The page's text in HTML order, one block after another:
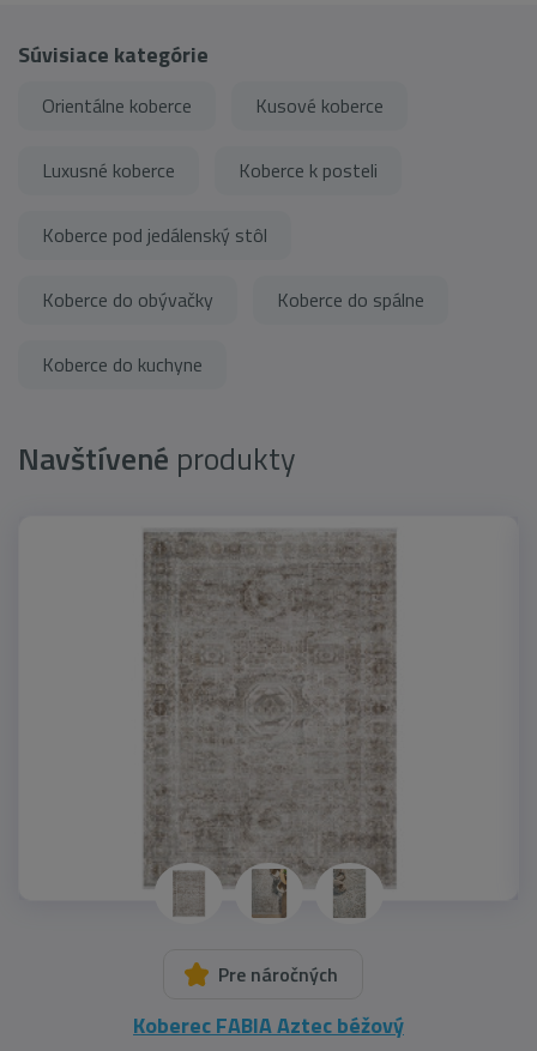
Súvisiace kategórie
Orientálne koberce Kusové koberce
Luxusné koberce Koberce k posteli
Koberce pod jedálenský stôl
Koberce do obývačky Koberce do spálne
Koberce do kuchyne
Navštívené produkty
Pre náročných
Koberec FABIA Aztec béžový